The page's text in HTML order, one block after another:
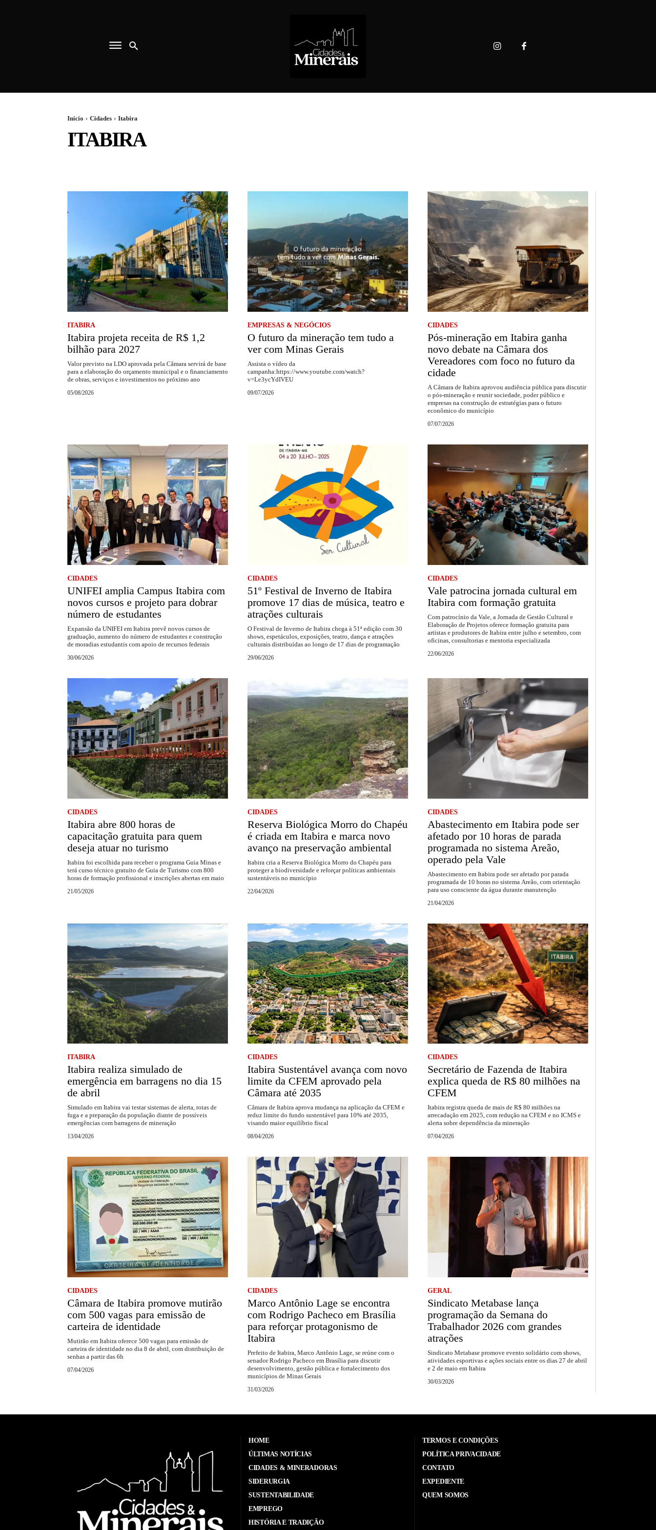
Início Cidades Itabira
ITABIRA
ITABIRA
Itabira projeta receita de R$ 1,2
bilhão para 2027
Valor previsto na LDO aprovada pela Câmara servirá de base
para a elaboração do orçamento municipal e o financiamento
de obras, serviços e investimentos no próximo ano
05/08/2026
EMPRESAS & NEGÓCIOS
O futuro da mineração tem tudo a
ver com Minas Gerais
Assista o vídeo da
campanha:https://www.youtube.com/watch?
v=Le3ycYdIVEU
09/07/2026
CIDADES
Pós-mineração em Itabira ganha
novo debate na Câmara dos
Vereadores com foco no futuro da
cidade
A Câmara de Itabira aprovou audiência pública para discutir
o pós-mineração e reunir sociedade, poder público e
empresas na construção de estratégias para o futuro
econômico do município
07/07/2026
CIDADES
UNIFEI amplia Campus Itabira com
novos cursos e projeto para dobrar
número de estudantes
Expansão da UNIFEI em Itabira prevê novos cursos de
graduação, aumento do número de estudantes e construção
de moradias estudantis com apoio de recursos federais
30/06/2026
CIDADES
51º Festival de Inverno de Itabira
promove 17 dias de música, teatro e
atrações culturais
O Festival de Inverno de Itabira chega à 51ª edição com 30
shows, espetáculos, exposições, teatro, dança e atrações
culturais distribuídas ao longo de 17 dias de programação
29/06/2026
CIDADES
Vale patrocina jornada cultural em
Itabira com formação gratuita
Com patrocínio da Vale, a Jornada de Gestão Cultural e
Elaboração de Projetos oferece formação gratuita para
artistas e produtores de Itabira entre julho e setembro, com
oficinas, consultorias e mentoria especializada
22/06/2026
CIDADES
Itabira abre 800 horas de
capacitação gratuita para quem
deseja atuar no turismo
Itabira foi escolhida para receber o programa Guia Minas e
terá curso técnico gratuito de Guia de Turismo com 800
horas de formação profissional e inscrições abertas em maio
21/05/2026
CIDADES
Reserva Biológica Morro do Chapéu
é criada em Itabira e marca novo
avanço na preservação ambiental
Itabira cria a Reserva Biológica Morro do Chapéu para
proteger a biodiversidade e reforçar políticas ambientais
sustentáveis no município
22/04/2026
CIDADES
Abastecimento em Itabira pode ser
afetado por 10 horas de parada
programada no sistema Areão,
operado pela Vale
Abastecimento em Itabira pode ser afetado por parada
programada de 10 horas no sistema Areão, com orientação
para uso consciente da água durante manutenção
21/04/2026
ITABIRA
Itabira realiza simulado de
emergência em barragens no dia 15
de abril
Simulado em Itabira vai testar sistemas de alerta, rotas de
fuga e a preparação da população diante de possíveis
emergências com barragens de mineração
13/04/2026
CIDADES
Itabira Sustentável avança com novo
limite da CFEM aprovado pela
Câmara até 2035
Câmara de Itabira aprova mudança na aplicação da CFEM e
reduz limite do fundo sustentável para 10% até 2035,
visando maior equilíbrio fiscal
08/04/2026
CIDADES
Secretário de Fazenda de Itabira
explica queda de R$ 80 milhões na
CFEM
Itabira registra queda de mais de R$ 80 milhões na
arrecadação em 2025, com redução na CFEM e no ICMS e
alerta sobre dependência da mineração
07/04/2026
CIDADES
Câmara de Itabira promove mutirão
com 500 vagas para emissão de
carteira de identidade
Mutirão em Itabira oferece 500 vagas para emissão de
carteira de identidade no dia 8 de abril, com distribuição de
senhas a partir das 6h
07/04/2026
CIDADES
Marco Antônio Lage se encontra
com Rodrigo Pacheco em Brasília
para reforçar protagonismo de
Itabira
Prefeito de Itabira, Marco Antônio Lage, se reúne com o
senador Rodrigo Pacheco em Brasília para discutir
desenvolvimento, gestão pública e fortalecimento dos
municípios de Minas Gerais
31/03/2026
GERAL
Sindicato Metabase lança
programação da Semana do
Trabalhador 2026 com grandes
atrações
Sindicato Metabase promove evento solidário com shows,
atividades esportivas e ações sociais entre os dias 27 de abril
e 2 de maio em Itabira
30/03/2026
HOME
ÚLTIMAS NOTÍCIAS
CIDADES & MINERADORAS
SIDERURGIA
SUSTENTABILIDADE
EMPREGO
HISTÓRIA E TRADIÇÃO
TERMOS E CONDIÇÕES
POLÍTICA PRIVACIDADE
CONTATO
EXPEDIENTE
QUEM SOMOS